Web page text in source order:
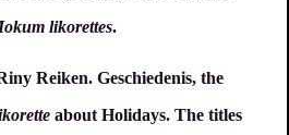
likorettes.
Reiken. Geschiedenis, the
about Holidays. The titles